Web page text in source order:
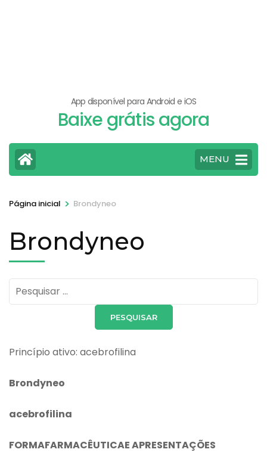
App disponível para Android e iOS
Baixe grátis agora
MENU
Página inicial > Brondyneo
Brondyneo
Pesquisar
por:
Princípio ativo: acebrofilina
Brondyneo
acebrofilina
FORMAFARMACÊUTICAE APRESENTAÇÕES